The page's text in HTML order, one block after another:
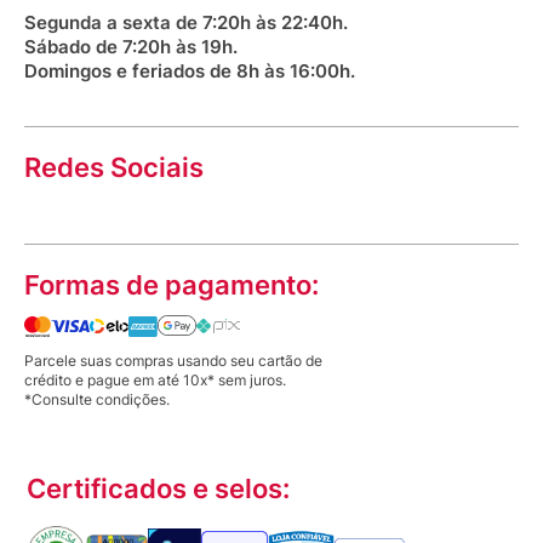
Segunda a sexta de 7:20h às 22:40h.
Sábado de 7:20h às 19h.
Domingos e feriados de 8h às 16:00h.
Redes Sociais
Formas de pagamento:
Parcele suas compras usando seu cartão de
crédito e pague em até 10x* sem juros.
*Consulte condições.
Certificados e selos: